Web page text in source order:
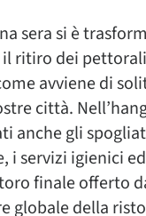
sera si è
ritiro dei
avviene di
città.
anche gli
i servizi igienici
finale offerto
globale della